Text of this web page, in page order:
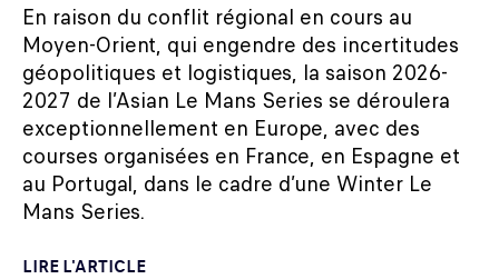
En raison du conflit régional en cours au
Moyen-Orient, qui engendre des incertitudes
géopolitiques et logistiques, la saison 2026-
2027 de l’Asian Le Mans Series se déroulera
exceptionnellement en Europe, avec des
courses organisées en France, en Espagne et
au Portugal, dans le cadre d’une Winter Le
Mans Series.
LIRE L'ARTICLE